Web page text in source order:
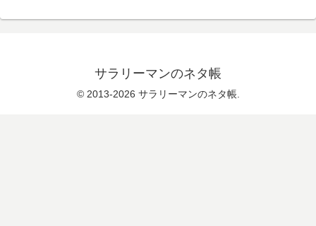
サラリーマンのネタ帳
© 2013-2026 サラリーマンのネタ帳.